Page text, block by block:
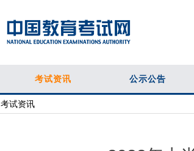
考试资讯 公示公告
考试资讯